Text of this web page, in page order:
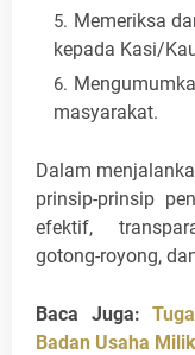
Memeriksa
kepada Kasi/
masyarakat.
Dalam
prinsip-prinsip
efektif,
gotong-royong,
Baca Juga:
Badan Usaha